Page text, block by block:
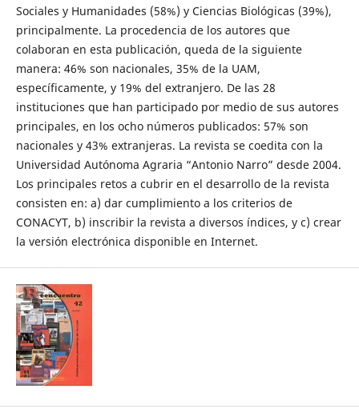
Sociales y Humanidades (58%) y Ciencias Biológicas (39%),
principalmente. La procedencia de los autores que
colaboran en esta publicación, queda de la siguiente
manera: 46% son nacionales, 35% de la UAM,
específicamente, y 19% del extranjero. De las 28
instituciones que han participado por medio de sus autores
principales, en los ocho números publicados: 57% son
nacionales y 43% extranjeras. La revista se coedita con la
Universidad Autónoma Agraria “Antonio Narro” desde 2004.
Los principales retos a cubrir en el desarrollo de la revista
consisten en: a) dar cumplimiento a los criterios de
CONACYT, b) inscribir la revista a diversos índices, y c) crear
la versión electrónica disponible en Internet.